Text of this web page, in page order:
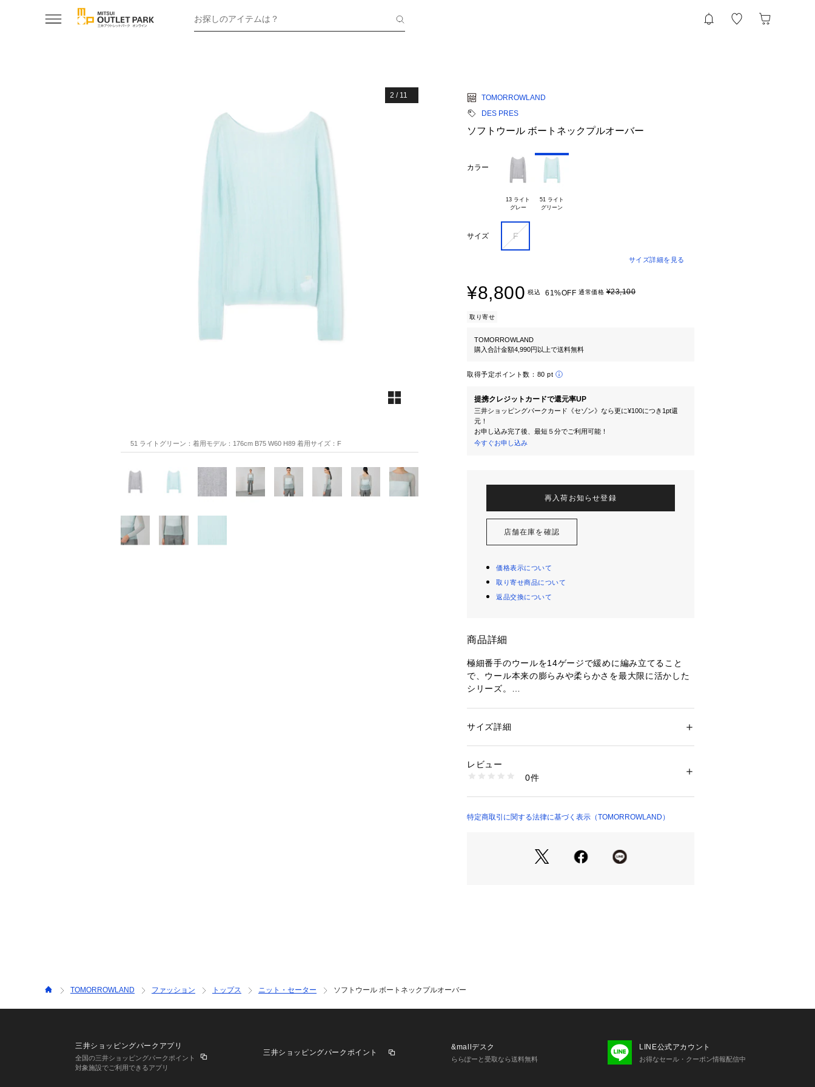
お探しのアイテムは？
2 / 11
51 ライトグリーン：着用モデル：176cm B75 W60 H89 着用サイズ：F
TOMORROWLAND
DES PRES
ソフトウール ボートネックプルオーバー
カラー
13 ライト
グレー
51 ライト
サイズ F
サイズ詳細を見る
¥8,800 税込 61%OFF 通常価格¥23,100
取り寄せ
TOMORROWLAND
購入合計金額4,990円以上で送料無料
取得予定ポイント数： 80 pt
提携クレジットカードで還元率UP
三井ショッピングパークカード《セゾン》なら更に¥100につき1pt還
元！
お申し込み完了後、最短５分でご利用可能！
今すぐお申し込み
再入荷お知らせ登録
店舗在庫を確認
価格表示について
取り寄せ商品について
返品交換について
商品詳細
極細番手のウールを14ゲージで緩めに編み立てること
で、ウール本来の膨らみや柔らかさを最大限に活かした
シリーズ。
織でニットらしさを表現しています。
フロントは横に広いネックライン、バックはワイドでや
や深めのVあきデザインで前後で雰囲気の異なる仕上が
ハイネックプルオーバー（商品番号:22-02-44-02206）
してくれる上質なアイテム。
2024AW商品
けください。
商品番号:22-02-44-02207
性別：レディース
洗濯：手洗い、漂白不可、タンブル乾燥不可、自然乾燥、アイロ
ン仕上げ可、ドライ可、ウエットクリーニング可
い
22024402207 （ショップ）
サイズ詳細
レビュー
0件
特定商取引に関する法律に基づく表示（TOMORROWLAND）
TOMORROWLAND ファッション トップス ニット・セーター ソフトウール ボートネックプルオーバー
三井ショッピングパークアプリ
全国の三井ショッピングパークポイント
対象施設でご利用できるアプリ
三井ショッピングパークポイント
&mallデスク
ららぽーと受取なら送料無料
LINE公式アカウント
お得なセール・クーポン情報配信中